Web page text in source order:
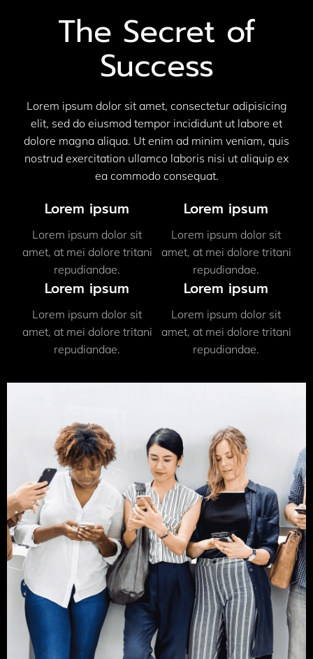
The Secret of
Success
Lorem ipsum dolor sit amet, consectetur adipisicing
elit, sed do eiusmod tempor incididunt ut labore et
dolore magna aliqua. Ut enim ad minim veniam, quis
nostrud exercitation ullamco laboris nisi ut aliquip ex
ea commodo consequat.
Lorem ipsum
Lorem ipsum dolor sit
amet, at mei dolore tritani
repudiandae.
Lorem ipsum
Lorem ipsum dolor sit
amet, at mei dolore tritani
repudiandae.
Lorem ipsum
Lorem ipsum dolor sit
amet, at mei dolore tritani
repudiandae.
Lorem ipsum
Lorem ipsum dolor sit
amet, at mei dolore tritani
repudiandae.